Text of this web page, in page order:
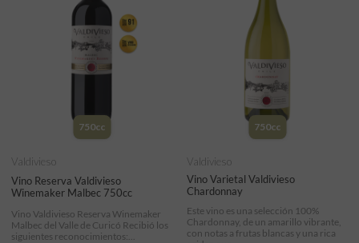
750cc
Vino Reserva Valdivieso
Winemaker Malbec 750cc
Valdivieso
Vino Valdivieso Reserva Winemaker
Malbec del Valle de Curicó Recibió los
siguientes reconocimientos:...
750cc
Vino Varietal Valdivieso
Chardonnay
Valdivieso
Este vino es una selección 100%
Chardonnay, de un amarillo vibrante,
con notas a frutas blancas y una rica